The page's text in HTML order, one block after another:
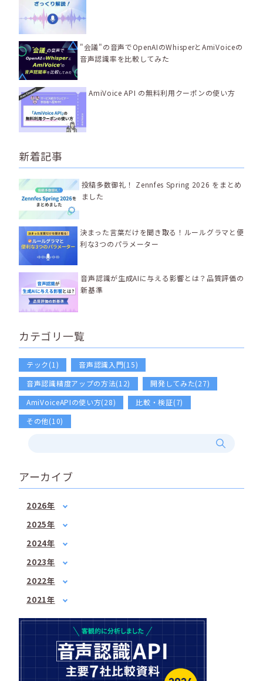
"会議"の音声でOpenAIのWhisperとAmiVoiceの
音声認識率を比較してみた
AmiVoice API の無料利用クーポンの使い方
新着記事
投稿多数御礼！ Zennfes Spring 2026 をまとめ
ました
決まった言葉だけを聞き取る！ルールグラマと便
利な3つのパラメーター
音声認識が生成AIに与える影響とは？品質評価の
新基準
カテゴリ一覧
テック(1)
音声認識入門(15)
音声認識精度アップの方法(12)
開発してみた(27)
AmiVoiceAPIの使い方(28)
比較・検証(7)
その他(10)
アーカイブ
2026年
2月(1)
3月(1)
4月(1)
6月(2)
7月(3)
2025年
3月(2)
5月(1)
7月(2)
9月(1)
10月(1)
12月
(2)
2024年
2月(1)
3月(1)
4月(3)
(2)
12月 (1)
2023年
2月(1)
3月(2)
4月(2)
7月
2022年
2月(3)
3月(2)
4月
2021年
(2)